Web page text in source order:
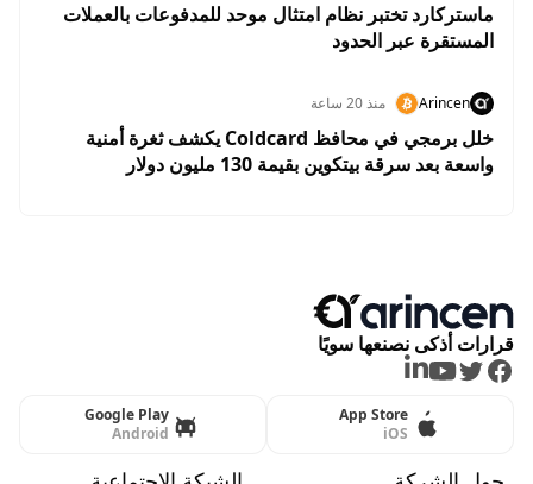
ماستركارد تختبر نظام امتثال موحد للمدفوعات بالعملات
المستقرة عبر الحدود
Arincen منذ 20 ساعة
خلل برمجي في محافظ Coldcard يكشف ثغرة أمنية
واسعة بعد سرقة بيتكوين بقيمة 130 مليون دولار
قرارات أذكى نصنعها سويًا
Facebook
Twitter
Youtube
LinkedIn
App Store
iOS
Google Play
Android